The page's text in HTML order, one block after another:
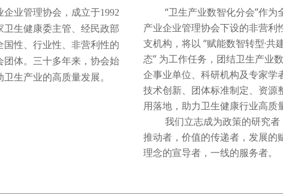
企业管理协会，成立于1992
卫生健康委主管、经民政部
国性、行业性、非营利性的
团体。三十多年来，协会始
生产业的高质量发展。
“卫生产业数智化分会”作为
产业企业管理协会下设的非营利
支机构，将以 “赋能数智转型·共
态” 为工作任务，团结卫生产业
企事业单位、科研机构及专家学
技术创新、团体标准制定、资源
用落地，助力卫生健康行业高质
我们立志成为政策的研究者
推动者，价值的传递者，发展的
理念的宣导者，一线的服务者。